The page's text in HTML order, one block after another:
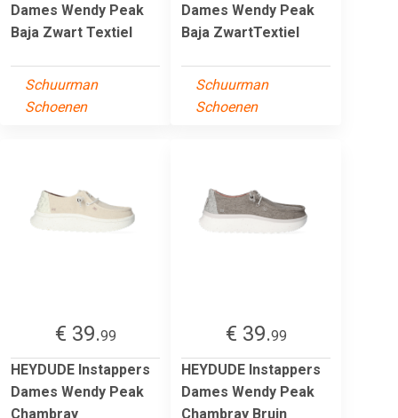
Dames Wendy Peak
Baja Zwart Textiel
Schuurman
Schoenen
Dames Wendy Peak
Baja ZwartTextiel
Schuurman
Schoenen
€ 39.99
HEYDUDE Instappers
Dames Wendy Peak
Chambray
€ 39.99
HEYDUDE Instappers
Dames Wendy Peak
Chambray Bruin